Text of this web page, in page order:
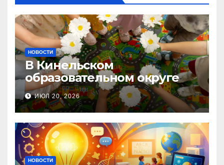
НОВОСТИ
В Кинельском
образовательном округе
прошла Неделя правовой
помощи, посвящённая Дню
семьи, любви и верности
ИЮЛ 20, 2026
НОВОСТИ